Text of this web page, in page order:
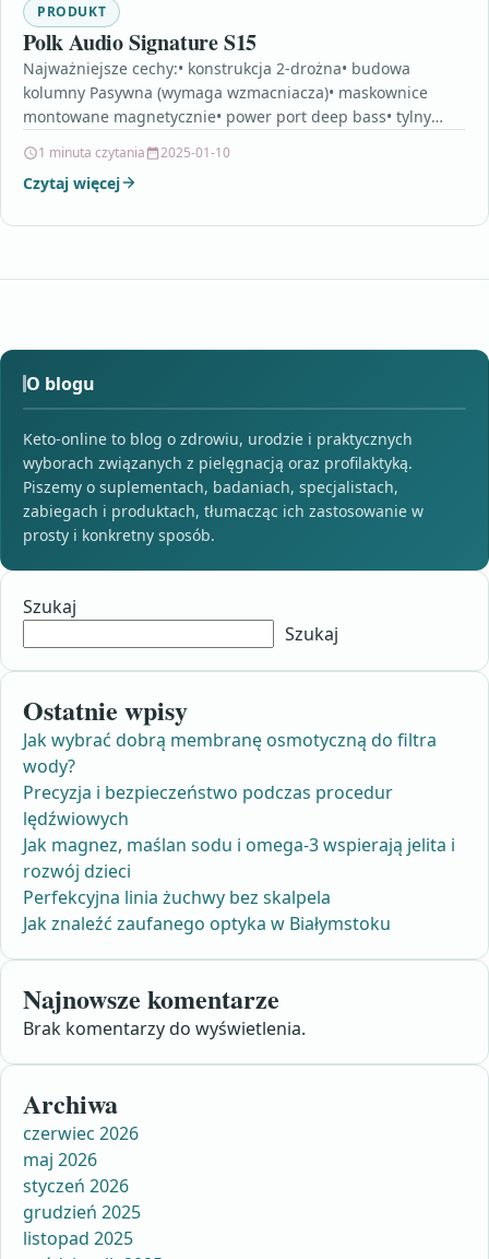
PRODUKT
Polk Audio Signature S15
Najważniejsze cechy:• konstrukcja 2-drożna• budowa
kolumny Pasywna (wymaga wzmacniacza)• maskownice
montowane magnetycznie• power port deep bass• tylny
1 minuta czytania 2025-01-10
Czytaj więcej
O blogu
Keto-online to blog o zdrowiu, urodzie i praktycznych
wyborach związanych z pielęgnacją oraz profilaktyką.
Piszemy o suplementach, badaniach, specjalistach,
zabiegach i produktach, tłumacząc ich zastosowanie w
prosty i konkretny sposób.
Szukaj
Szukaj
Ostatnie wpisy
Jak wybrać dobrą membranę osmotyczną do filtra
wody?
Precyzja i bezpieczeństwo podczas procedur
lędźwiowych
Jak magnez, maślan sodu i omega-3 wspierają jelita i
rozwój dzieci
Perfekcyjna linia żuchwy bez skalpela
Jak znaleźć zaufanego optyka w Białymstoku
Najnowsze komentarze
Brak komentarzy do wyświetlenia.
Archiwa
czerwiec 2026
maj 2026
styczeń 2026
grudzień 2025
listopad 2025